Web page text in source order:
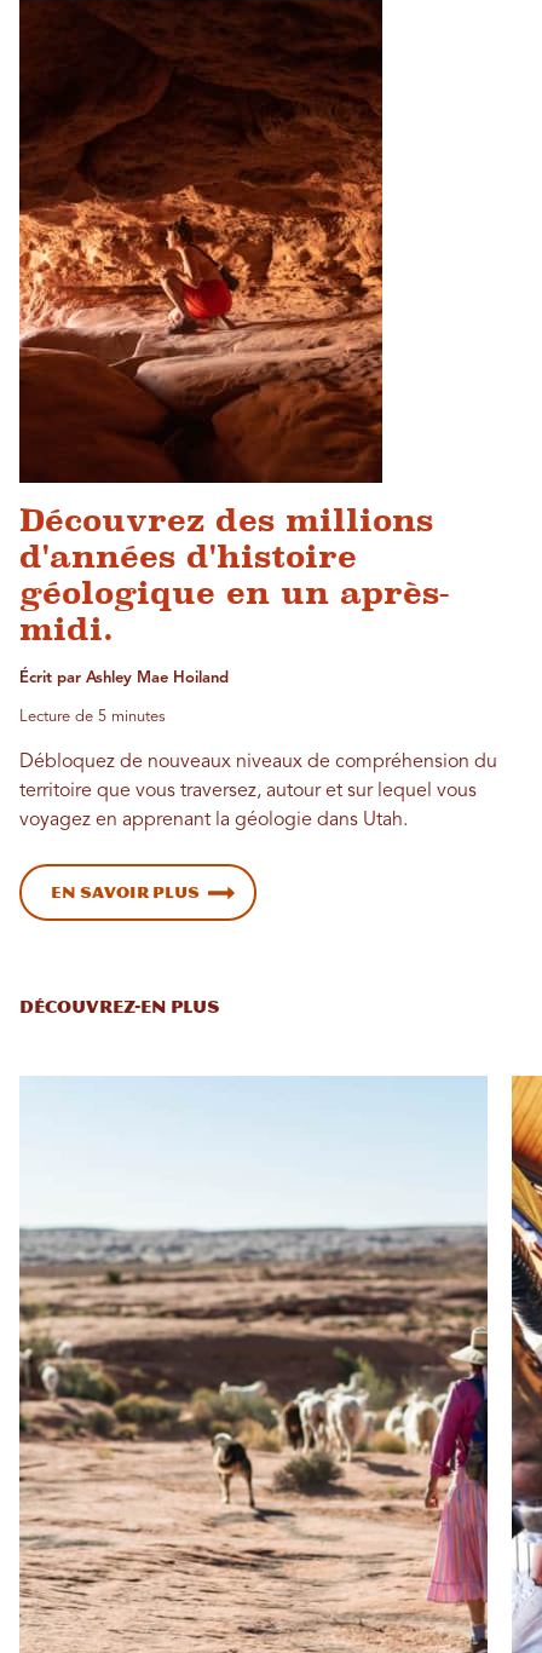
Découvrez des millions
d'années d'histoire
géologique en un après-
midi.
Écrit par Ashley Mae Hoiland
Lecture de 5 minutes
Débloquez de nouveaux niveaux de compréhension du
territoire que vous traversez, autour et sur lequel vous
voyagez en apprenant la géologie dans Utah.
En savoir plus
DÉCOUVREZ-EN PLUS